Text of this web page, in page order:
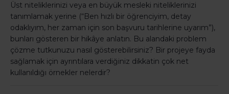
Üst niteliklerinizi veya en büyük mesleki niteliklerinizi
tanımlamak yerine (“Ben hızlı bir öğrenciyim, detay
odaklıyım, her zaman için son başvuru tarihlerine uyarım”),
bunları gösteren bir hikâye anlatın. Bu alandaki problem
çözme tutkunuzu nasıl gösterebilirsiniz? Bir projeye fayda
sağlamak için ayrıntılara verdiğiniz dikkatin çok net
kullanıldığı örnekler nelerdir?